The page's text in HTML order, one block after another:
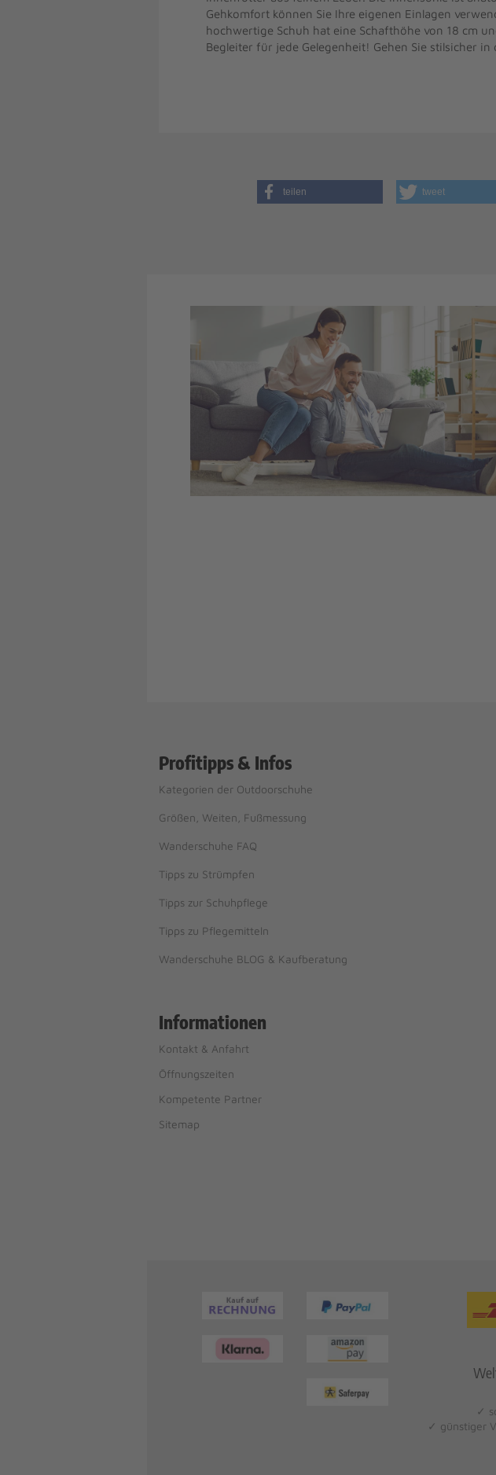
Gehkomfort können Sie Ihre eigenen Einlagen
hochwertige Schuh hat eine Schafthöhe von 18 cm
Begleiter für jede Gelegenheit! Gehen Sie stilsicher in
teilen tweet
Profitipps & Infos
Kategorien der Outdoorschuhe
Größen, Weiten, Fußmessung
Wanderschuhe FAQ
Tipps zu Strümpfen
Tipps zur Schuhpflege
Tipps zu Pflegemitteln
Wanderschuhe BLOG & Kaufberatung
Informationen
Kontakt & Anfahrt
Öffnungszeiten
Kompetente Partner
Sitemap
✓
✓ günstiger